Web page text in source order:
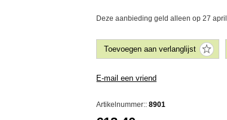
Deze aanbieding geld alleen op 27 april
Artikelnummer:: 8901